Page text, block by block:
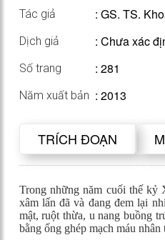
Tác giả : GS. TS.
Dịch giả : Chưa xác
Số trang : 281
Năm xuất bản : 2013
TRÍCH ĐOẠN
Trong những năm cuối thế kỷ
xâm lấn đã và đang đem lại
mật, ruột thừa, u nang buồng
bằng ống ghép mạch máu nhân